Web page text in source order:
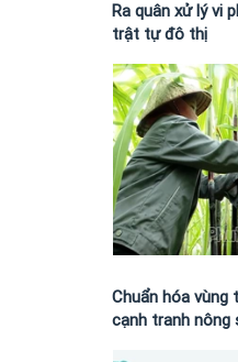
Ra quân xử lý vi
trật tự đô thị
Chuẩn hóa vùng
cạnh tranh nông